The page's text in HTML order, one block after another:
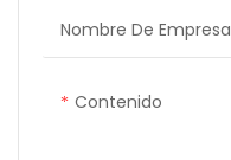
Nombre De Empresa
Contenido